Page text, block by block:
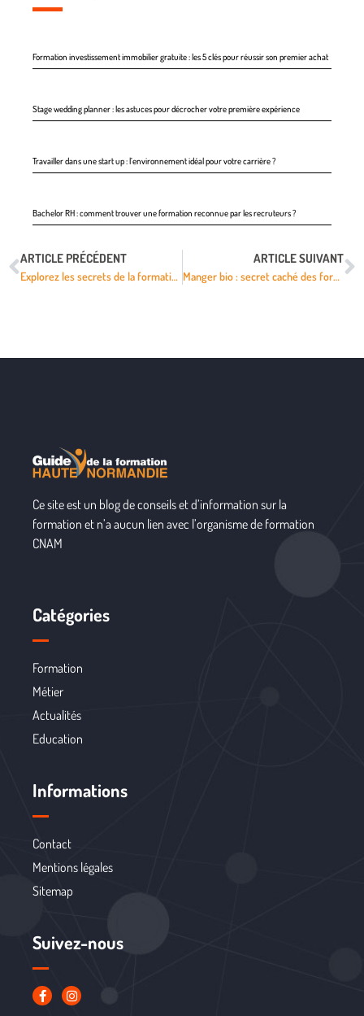
Formation investissement immobilier gratuite : les 5 clés pour réussir son premier achat
Stage wedding planner : les astuces pour décrocher votre première expérience
Travailler dans une start up : l’environnement idéal pour votre carrière ?
Bachelor RH : comment trouver une formation reconnue par les recruteurs ?
ARTICLE PRÉCÉDENT
Explorez les secrets de la formation continue pour booster votre carrière !
ARTICLE SUIVANT
Manger bio : secret caché des formations qui boostent votre esprit
Ce site est un blog de conseils et d’information sur la
formation et n’a aucun lien avec l’organisme de formation
CNAM
Catégories
Formation
Métier
Actualités
Education
Informations
Contact
Mentions légales
Sitemap
Suivez-nous